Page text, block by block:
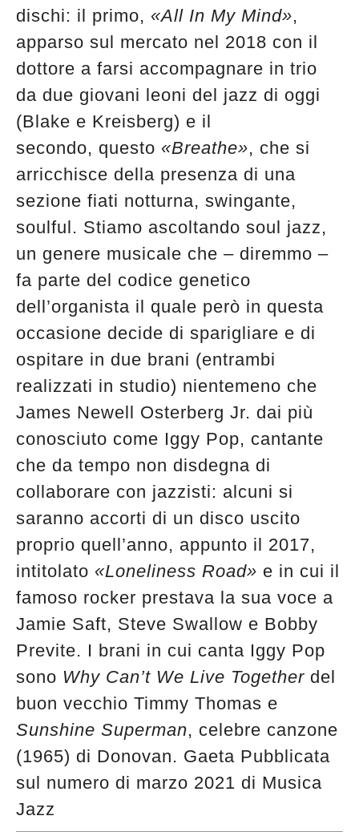
Musica Jazz di luglio 2026 è in
edicola
dischi: il primo, «All In My Mind»,
apparso sul mercato nel 2018 con il
dottore a farsi accompagnare in trio
da due giovani leoni del jazz di oggi
(Blake e Kreisberg) e il
secondo, questo «Breathe», che si
arricchisce della presenza di una
sezione fiati notturna, swingante,
soulful. Stiamo ascoltando soul jazz,
un genere musicale che – diremmo –
fa parte del codice genetico
dell’organista il quale però in questa
occasione decide di sparigliare e di
ospitare in due brani (entrambi
realizzati in studio) nientemeno che
James Newell Osterberg Jr. dai più
conosciuto come Iggy Pop, cantante
che da tempo non disdegna di
collaborare con jazzisti: alcuni si
saranno accorti di un disco uscito
proprio quell’anno, appunto il 2017,
intitolato «Loneliness Road» e in cui il
famoso rocker prestava la sua voce a
Jamie Saft, Steve Swallow e Bobby
Previte. I brani in cui canta Iggy Pop
sono Why Can’t We Live Together del
buon vecchio Timmy Thomas e
Sunshine Superman, celebre canzone
(1965) di Donovan. Gaeta Pubblicata
sul numero di marzo 2021 di Musica
Jazz